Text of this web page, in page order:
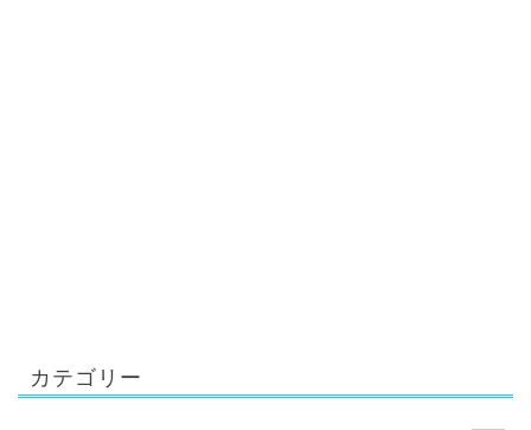
カテゴリー